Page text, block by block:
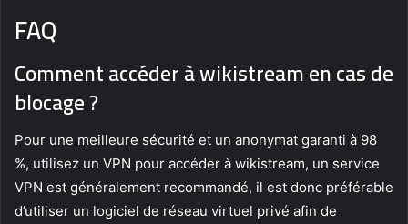
FAQ
Comment accéder à wikistream en cas de
blocage ?
Pour une meilleure sécurité et un anonymat garanti à 98
%, utilisez un VPN pour accéder à wikistream, un service
VPN est généralement recommandé, il est donc préférable
d’utiliser un logiciel de réseau virtuel privé afin de